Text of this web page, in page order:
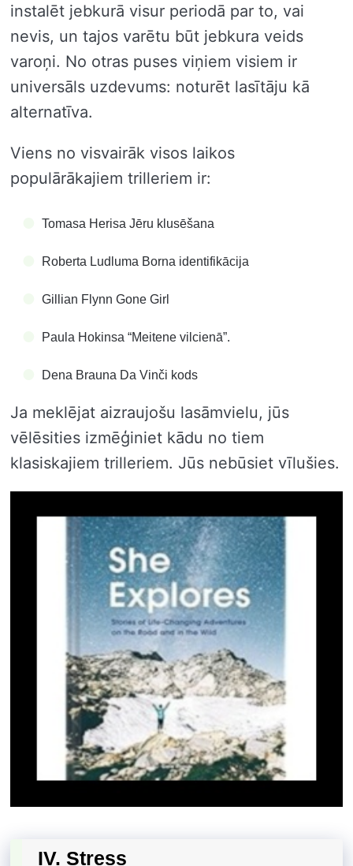
instalēt jebkurā visur periodā par to, vai
nevis, un tajos varētu būt jebkura veids
varoņi. No otras puses viņiem visiem ir
universāls uzdevums: noturēt lasītāju kā
alternatīva.
Viens no visvairāk visos laikos
populārākajiem trilleriem ir:
Tomasa Herisa Jēru klusēšana
Roberta Ludluma Borna identifikācija
Gillian Flynn Gone Girl
Paula Hokinsa “Meitene vilcienā”.
Dena Brauna Da Vinči kods
Ja meklējat aizraujošu lasāmvielu, jūs
vēlēsities izmēģiniet kādu no tiem
klasiskajiem trilleriem. Jūs nebūsiet vīlušies.
IV. Stress